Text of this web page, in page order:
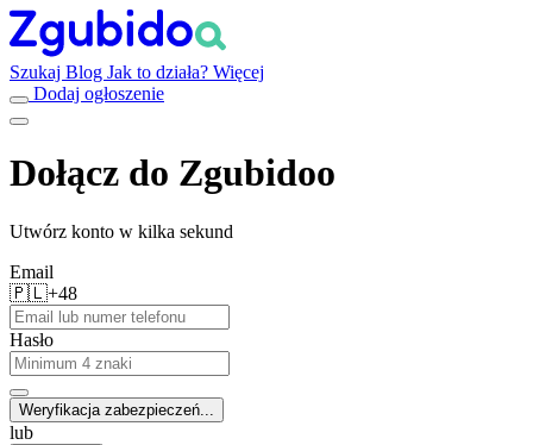
Szukaj Blog Jak to działa? Więcej
Dodaj ogłoszenie
Dołącz do Zgubidoo
Utwórz konto w kilka sekund
Email
🇵🇱+48
Hasło
Weryfikacja zabezpieczeń...
lub